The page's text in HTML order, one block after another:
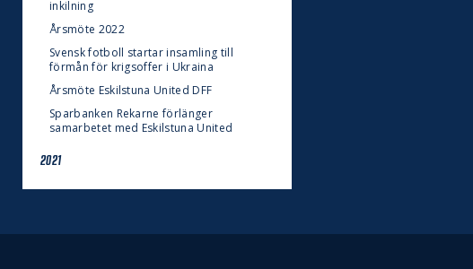
inkilning
Årsmöte 2022
Svensk fotboll startar insamling till
förmån för krigsoffer i Ukraina
Årsmöte Eskilstuna United DFF
Sparbanken Rekarne förlänger
samarbetet med Eskilstuna United
2021